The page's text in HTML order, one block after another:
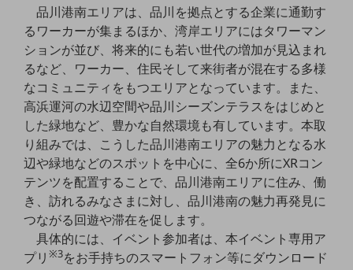
遠隔監視
顧客体験（CX）改善
自動化・省電化
人材不足解消
業種・業態で探す
業種・業態で探すTOP
自治体
一次産業
医療・介護
品川港南エリアは、品川を拠点とする企業に通勤す
るワーカーが集まるほか、湾岸エリアにはタワーマン
ションが並び、将来的にも若い世代の増加が見込まれ
るなど、ワーカー、住民そして来街者が混在する多様
なコミュニティをもつエリアとなっています。また、
高浜運河の水辺空間や品川シーズンテラスをはじめと
した緑地など、豊かな自然環境も有しています。本取
り組みでは、こうした品川港南エリアの魅力となる水
辺や緑地などのスポットを中心に、全6か所にXRコン
テンツを配置することで、品川港南エリアに住み、働
き、訪れるみなさまに対し、品川港南の魅力再発見に
つながる回遊や滞在を促します。
具体的には、イベント参加者は、本イベント専用ア
プリ※3をお手持ちのスマートフォン等にダウンロード